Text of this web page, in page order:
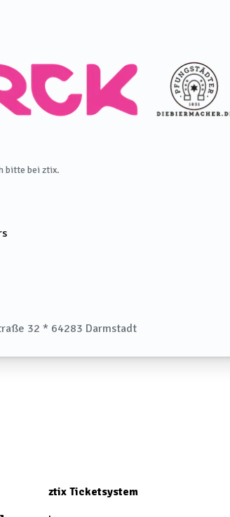
bitte bei ztix.
32 * 64283 Darmstadt
ztix Ticketsystem